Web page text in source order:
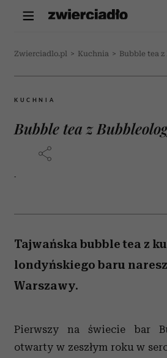
Zwierciadlo.pl > Kuchnia > Bubble tea
KUCHNIA
Bubble tea z
-
Tajwańska bubble tea z
londyńskiego baru
Warszawy.
Pierwszy na świecie bar
otwarty w zeszłym roku w